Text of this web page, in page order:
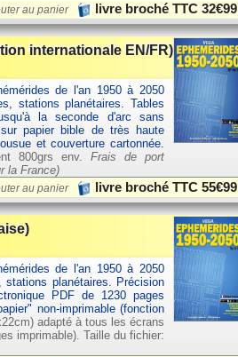
au panier livre broché TTC32€99
internationale EN/FR)
de l'an 1950 à 2050
stations planétaires. Tables
la seconde d'arc sans
papier bible de très haute
et couverture cartonnée.
800grs env.Frais de port
la France)
au panier livre broché TTC55€99
de l'an 1950 à 2050
planétaires. Précision
PDF de 1230 pages
non-imprimable (fonction
adapté à tous les écrans
imprimable). Taille du fichier: